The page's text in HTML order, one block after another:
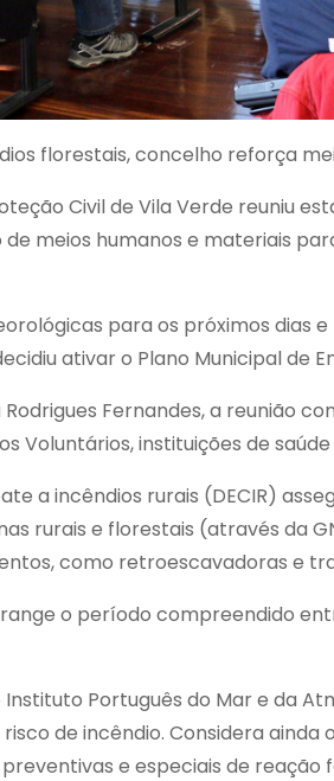
florestais, concelho reforça
Civil de Vila Verde reuniu
meios humanos e materiais
para os próximos dias
ativar o Plano Municipal de
Fernandes, a reunião
Voluntários, instituições de
a incêndios rurais (DECIR)
rurais e florestais (através da
como retroescavadoras e
o período compreendido
Português do Mar e da
de incêndio. Considera
e especiais de reação